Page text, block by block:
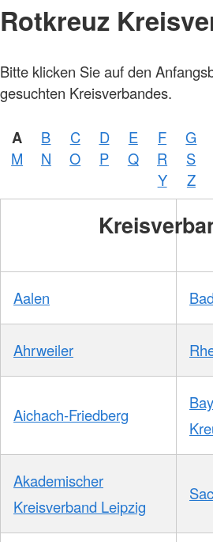
Rotkreuz
Bitte klicken Sie auf den
gesuchten Kreisverbandes.
A B C D E F G
M
N O P Q R S
Y
Z
Aalen
Ahrweiler
Aichach-Friedberg
Akademischer
Kreisverband Leipzig